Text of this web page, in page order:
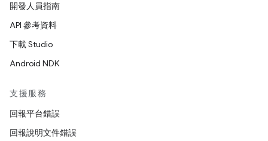
開發人員指南
API 參考資料
下載 Studio
Android NDK
支援服務
回報平台錯誤
回報說明文件錯誤